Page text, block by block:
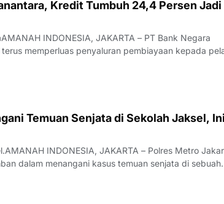
Kredit Tumbuh 24,4 Persen Jadi
INDONESIA, JAKARTA – PT Bank Negara
memperluas penyaluran pembiayaan kepada
usaha mikro, kecil, dan menengah (UMKM),
Temuan Senjata di Sekolah Jaksel,
INDONESIA, JAKARTA – Polres Metro
dalam menangani kasus temuan senjata di sebuah
Pernyataan tersebut disampaikan setelah pihak